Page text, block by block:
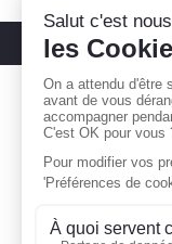
Découvrez
À
Je